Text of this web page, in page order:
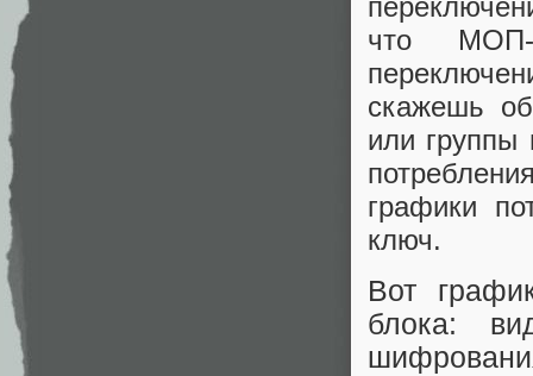
что МОП-
скажешь об
или группы
графики
ключ.
Вот
блока: